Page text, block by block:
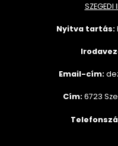
SZEGEDI
Nyitva tartás:
Email-cím:
Cím:6723